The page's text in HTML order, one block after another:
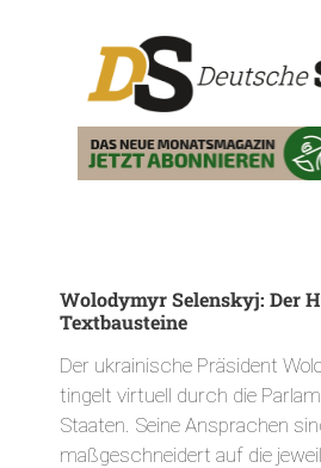
Wolodymyr Selenskyj: Der
Textbausteine
Der ukrainische Präsident
tingelt virtuell durch die
Staaten. Seine Ansprachen
maßgeschneidert auf die